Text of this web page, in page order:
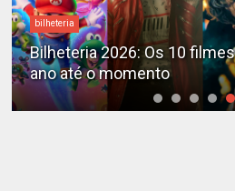
bilheteria
Bilheteria 2026: Os 10
ano até o momento